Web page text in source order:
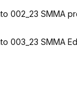
002_23 SMMA
003_23 SMMA